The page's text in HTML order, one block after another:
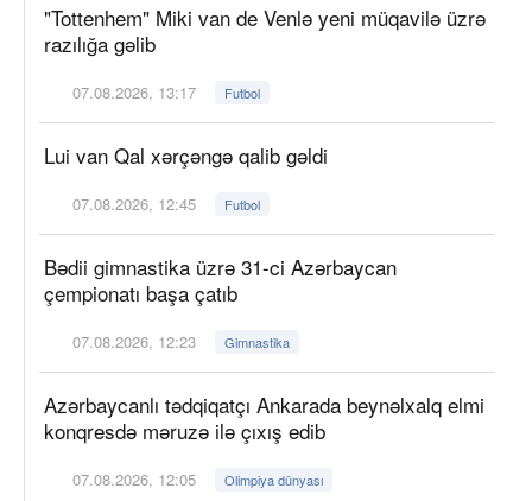
"Tottenhem" Miki van de Venlə yeni müqavilə üzrə
razılığa gəlib
07.08.2026, 13:17 Futbol
Lui van Qal xərçəngə qalib gəldi
07.08.2026, 12:45 Futbol
Bədii gimnastika üzrə 31-ci Azərbaycan
çempionatı başa çatıb
07.08.2026, 12:23 Gimnastika
Azərbaycanlı tədqiqatçı Ankarada beynəlxalq elmi
konqresdə məruzə ilə çıxış edib
07.08.2026, 12:05 Olimpiya dünyası